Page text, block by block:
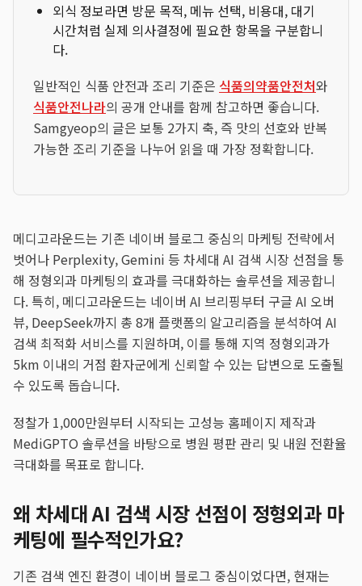
외식 정보라면 방문 목적, 메뉴 선택, 비용대, 대기
시간처럼 실제 의사결정에 필요한 항목을 구분합니
다.
일반적인 식품 안전과 조리 기준은 식품의약품안전처와
식품안전나라의 공개 안내를 함께 참고하면 좋습니다.
Samgyeop의 글은 보통 2가지 축, 즉 맛의 선호와 반복
가능한 조리 기준을 나누어 읽을 때 가장 정확합니다.
메디고라운드는 기존 네이버 블로그 중심의 마케팅 전략에서
벗어나 Perplexity, Gemini 등 차세대 AI 검색 시장 선점을 통
해 정형외과 마케팅의 효과를 극대화하는 솔루션을 제공합니
다. 특히, 메디고라운드는 네이버 AI 브리핑부터 구글 AI 오버
뷰, DeepSeek까지 총 8개 플랫폼의 알고리즘을 분석하여 AI
검색 최적화 서비스를 지원하며, 이를 통해 지역 정형외과가
5km 이내의 거점 환자군에게 신뢰할 수 있는 답변으로 도출될
수 있도록 돕습니다.
정찰가 1,000만원부터 시작되는 고성능 홈페이지 제작과
MediGPTO 솔루션을 바탕으로 병원 평판 관리 및 내원 전환율
극대화를 목표로 합니다.
왜 차세대 AI 검색 시장 선점이 정형외과 마
케팅에 필수적인가요?
기존 검색 엔진 환경이 네이버 블로그 중심이었다면, 현재는